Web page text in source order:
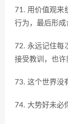
71. 用价值观来
行为，最后形成
72. 永远记住每
接受教训，也许
73. 这个世界没
74. 大势好未必